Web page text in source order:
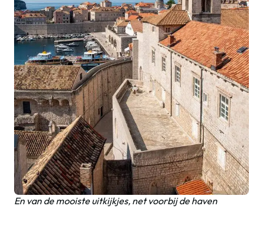
En van de mooiste uitkijkjes, net voorbij de haven